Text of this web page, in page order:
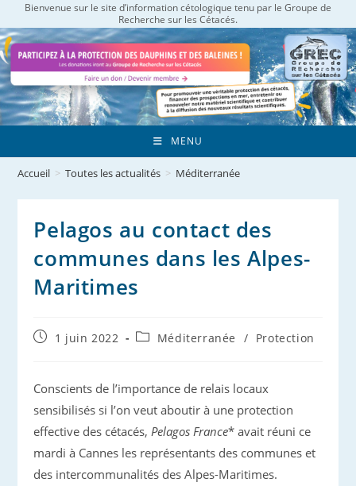
to
content
Bienvenue sur le site d’information cétologique tenu par le Groupe de
Recherche sur les Cétacés.
MENU
Accueil > Toutes les actualités > Méditerranée
Pelagos au contact des
communes dans les Alpes-
Maritimes
Publication
1 juin 2022
PostMéditerranée / Protection
Conscients de l’importance de relais locaux
sensibilisés si l’on veut aboutir à une protection
effective des cétacés,Pelagos France* avait réuni ce
mardi à Cannes les représentants des communes et
des intercommunalités des Alpes-Maritimes.